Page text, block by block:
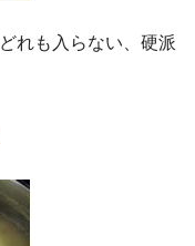
れも入らない、硬派